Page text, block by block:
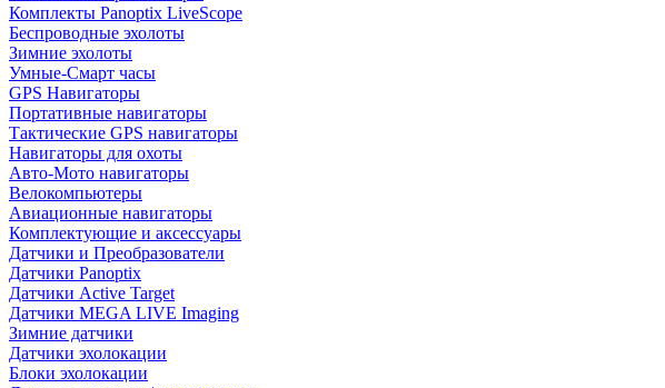
Комплекты Panoptix LiveScope
Беспроводные эхолоты
Зимние эхолоты
Умные-Смарт часы
GPS Навигаторы
Портативные навигаторы
Тактические GPS навигаторы
Навигаторы для охоты
Авто-Мото навигаторы
Велокомпьютеры
Авиационные навигаторы
Комплектующие и аксессуары
Датчики и Преобразователи
Датчики Panoptix
Датчики Active Target
Датчики MEGA LIVE Imaging
Зимние датчики
Датчики эхолокации
Блоки эхолокации